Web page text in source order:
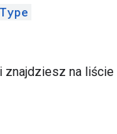
znajdziesz na liście